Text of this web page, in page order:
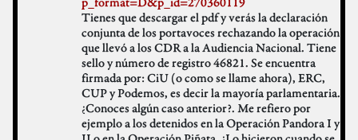
Tienes que descargar el pdf y verás la declaración
conjunta de los portavoces rechazando la operación
que llevó a los CDR a la Audiencia Nacional. Tiene
sello y número de registro 46821. Se encuentra
firmada por: CiU (o como se llame ahora), ERC,
CUP y Podemos, es decir la mayoría parlamentaria.
¿Conoces algún caso anterior?. Me refiero por
ejemplo a los detenidos en la Operación Pandora I y